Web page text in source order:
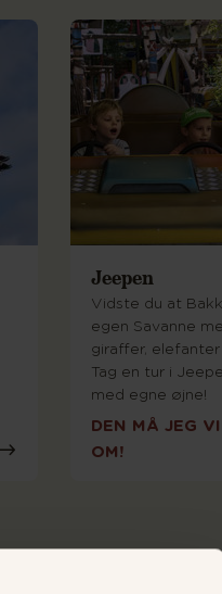
Jeepen
Vidste du at
egen Savanne
giraffer,
Tag en tur i
med egne øjne!
DEN MÅ JEG
OM!